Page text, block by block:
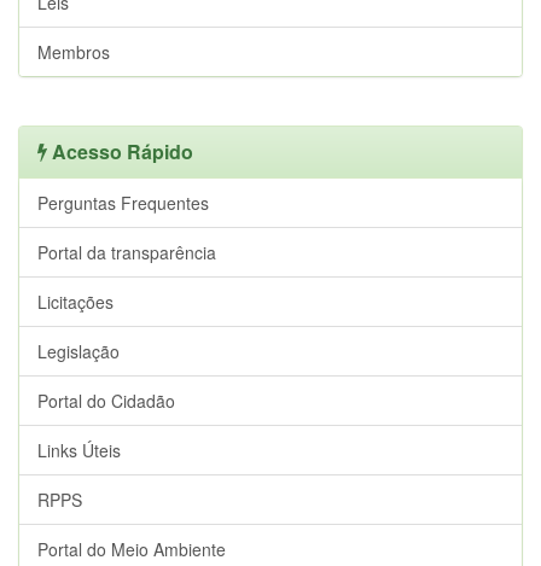
Membros
Acesso Rápido
Perguntas Frequentes
Portal da transparência
Licitações
Legislação
Portal do Cidadão
Links Úteis
RPPS
Portal do Meio Ambiente